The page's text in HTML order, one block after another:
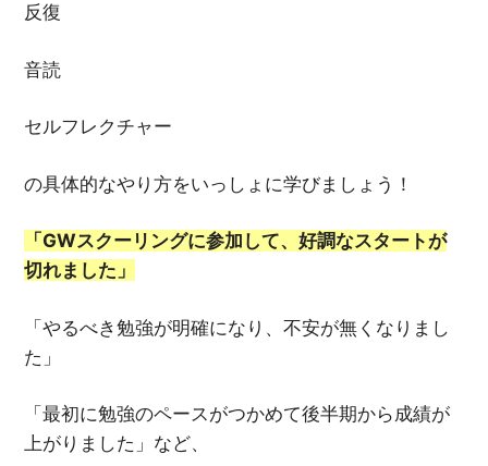
反復
音読
セルフレクチャー
の具体的なやり方をいっしょに学びましょう！
「GWスクーリングに参加して、好調なスタートが
切れました」
「やるべき勉強が明確になり、不安が無くなりまし
た」
「最初に勉強のペースがつかめて後半期から成績が
上がりました」など、